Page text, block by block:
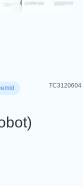
TC3120604